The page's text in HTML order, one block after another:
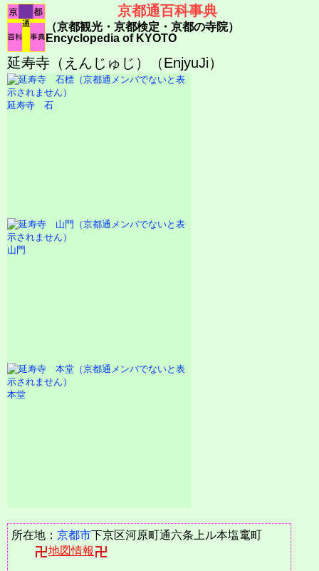
京都通百科事典
（京都観光・京都検定・京都の寺院）
Encyclopedia of KYOTO
延寿寺（えんじゅじ）（EnjyuJi）
延寿寺 石
山門
本堂
所在地： 京都市下京区河原町通六条上ル本塩竃町
地図情報